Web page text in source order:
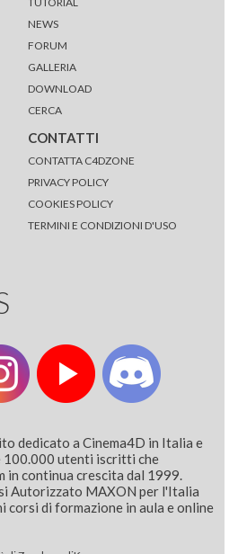
NEWS
FORUM
GALLERIA
DOWNLOAD
CERCA
CONTATTI
CONTATTA C4DZONE
PRIVACY POLICY
COOKIES POLICY
TERMINI E CONDIZIONI D'USO
dedicato a Cinema4D in Italia e
100.000 utenti iscritti che
continua crescita dal 1999.
Autorizzato MAXON per l'Italia
corsi di formazione in aula e online